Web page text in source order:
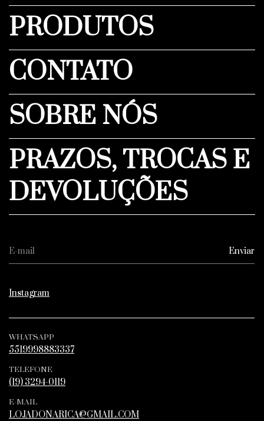
PRODUTOS
CONTATO
SOBRE NÓS
PRAZOS, TROCAS E
DEVOLUÇÕES
Instagram
WHATSAPP
5519998883337
TELEFONE
(19) 3294-0119
E-MAIL
LOJADONARICA@GMAIL.COM